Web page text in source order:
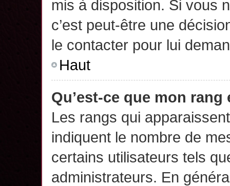
mis à disposition. Si vous
c’est peut-être une
le contacter pour lui
Haut
Qu’est-ce que mon
Les rangs qui
indiquent le nombre de
certains utilisateurs tels
administrateurs. En